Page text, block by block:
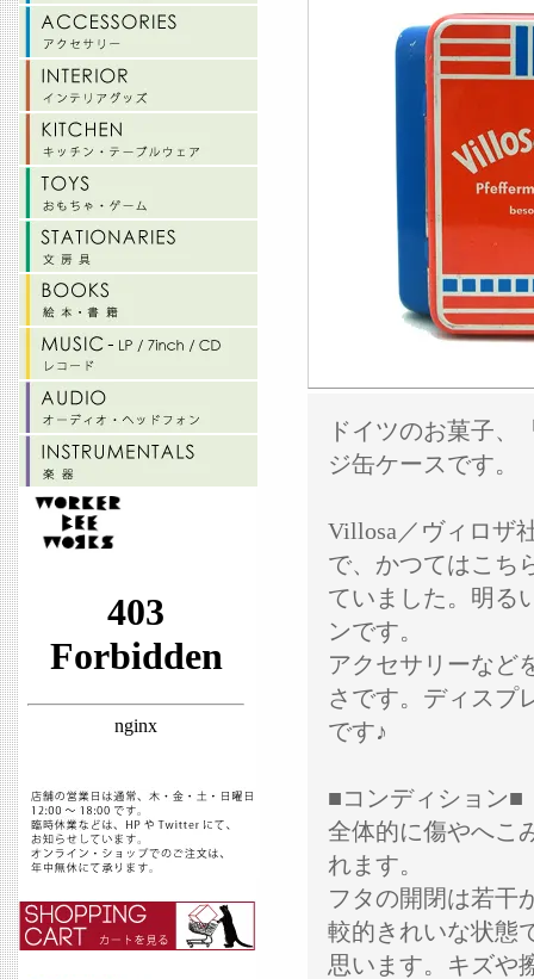
ドイツのお菓子、
ジ缶ケースです。
Villosa／ヴィロザ
で、かつてはこち
ていました。明る
ンです。
アクセサリーなど
さです。ディスプ
です♪
■コンディション■
全体的に傷やへこ
れます。
フタの開閉は若干
較的きれいな状態
思います。キズや